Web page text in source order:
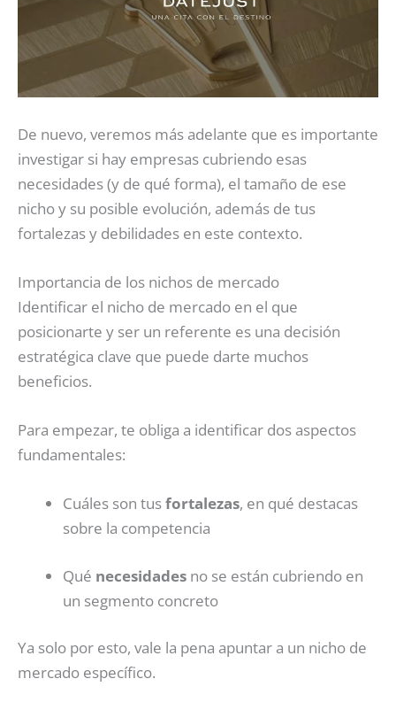
De nuevo, veremos más adelante que es importante
investigar si hay empresas cubriendo esas
necesidades (y de qué forma), el tamaño de ese
nicho y su posible evolución, además de tus
fortalezas y debilidades en este contexto.
Importancia de los nichos de mercado
Identificar el nicho de mercado en el que
posicionarte y ser un referente es una decisión
estratégica clave que puede darte muchos
beneficios.
Para empezar, te obliga a identificar dos aspectos
fundamentales:
Cuáles son tusfortalezas, en qué destacas
sobre la competencia
Qué necesidades no se están cubriendo en
un segmento concreto
Ya solo por esto, vale la pena apuntar a un nicho de
mercado específico.